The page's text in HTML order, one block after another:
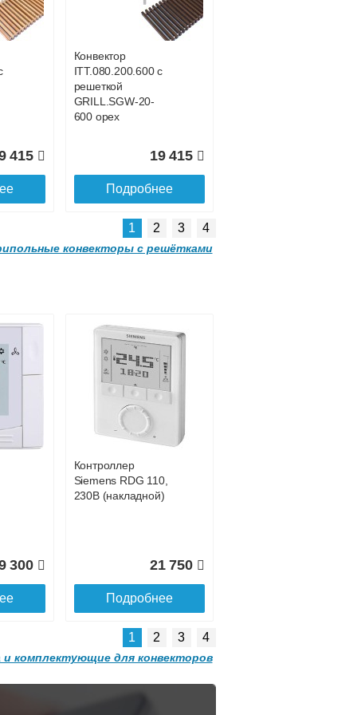
052
GRILL.SGWL-16-
32 963
Подробнее
681
с решеткой
GRILL.SGWL-16-
2000 венге.
42 755
Подробнее
415
Конвектор
ITT.080.200.600 с
решеткой
GRILL.SGW-20-
600 орех
19 415
Подробнее
Конвектор
ITT.080.200.1200 с
GRILL.SGW-20-
1200 орех
Подробнее
Конвектор
1 2 3 4
конвекторы с решётками
300
Контроллер
Siemens RDG 110,
230В (накладной)
21 750
Подробнее
1 2 3 4
комплектующие для конвекторов